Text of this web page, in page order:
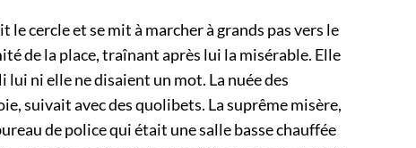
cercle et se mit à marcher à grands pas vers le
de la place, traînant après lui la misérable. Elle
ni elle ne disaient un mot. La nuée des
suivait avec des quolibets. La suprême misère,
de police qui était une salle basse chauffée